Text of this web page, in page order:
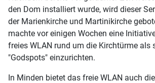
den Dom installiert wurde, wird dieser
der Marienkirche und Martinikirche
machte vor einigen Wochen eine
freies WLAN rund um die Kirchtürme als
"Godspots" einzurichten.
In Minden bietet das freie WLAN auch